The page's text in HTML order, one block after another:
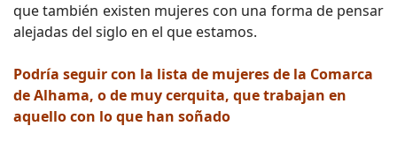
que también existen mujeres con una forma de pensar
alejadas del siglo en el que estamos.
Podría seguir con la lista de mujeres de la Comarca
de Alhama, o de muy cerquita, que trabajan en
aquello con lo que han soñado